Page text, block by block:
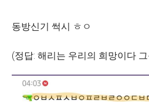
동방신기 썩시 ㅎㅇ
(정답: 해리는 우리의 희망이다